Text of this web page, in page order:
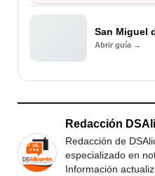
San Miguel
Abrir guía →
Redacción
Redacción de
especializado en
Información